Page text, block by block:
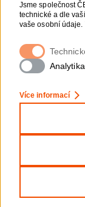
Jsme společnost
technické a dle
vaše osobní údaje.
webové stránky
analytice. Pro sběr
osobních údajů,
právech,
Analytika
Více informací